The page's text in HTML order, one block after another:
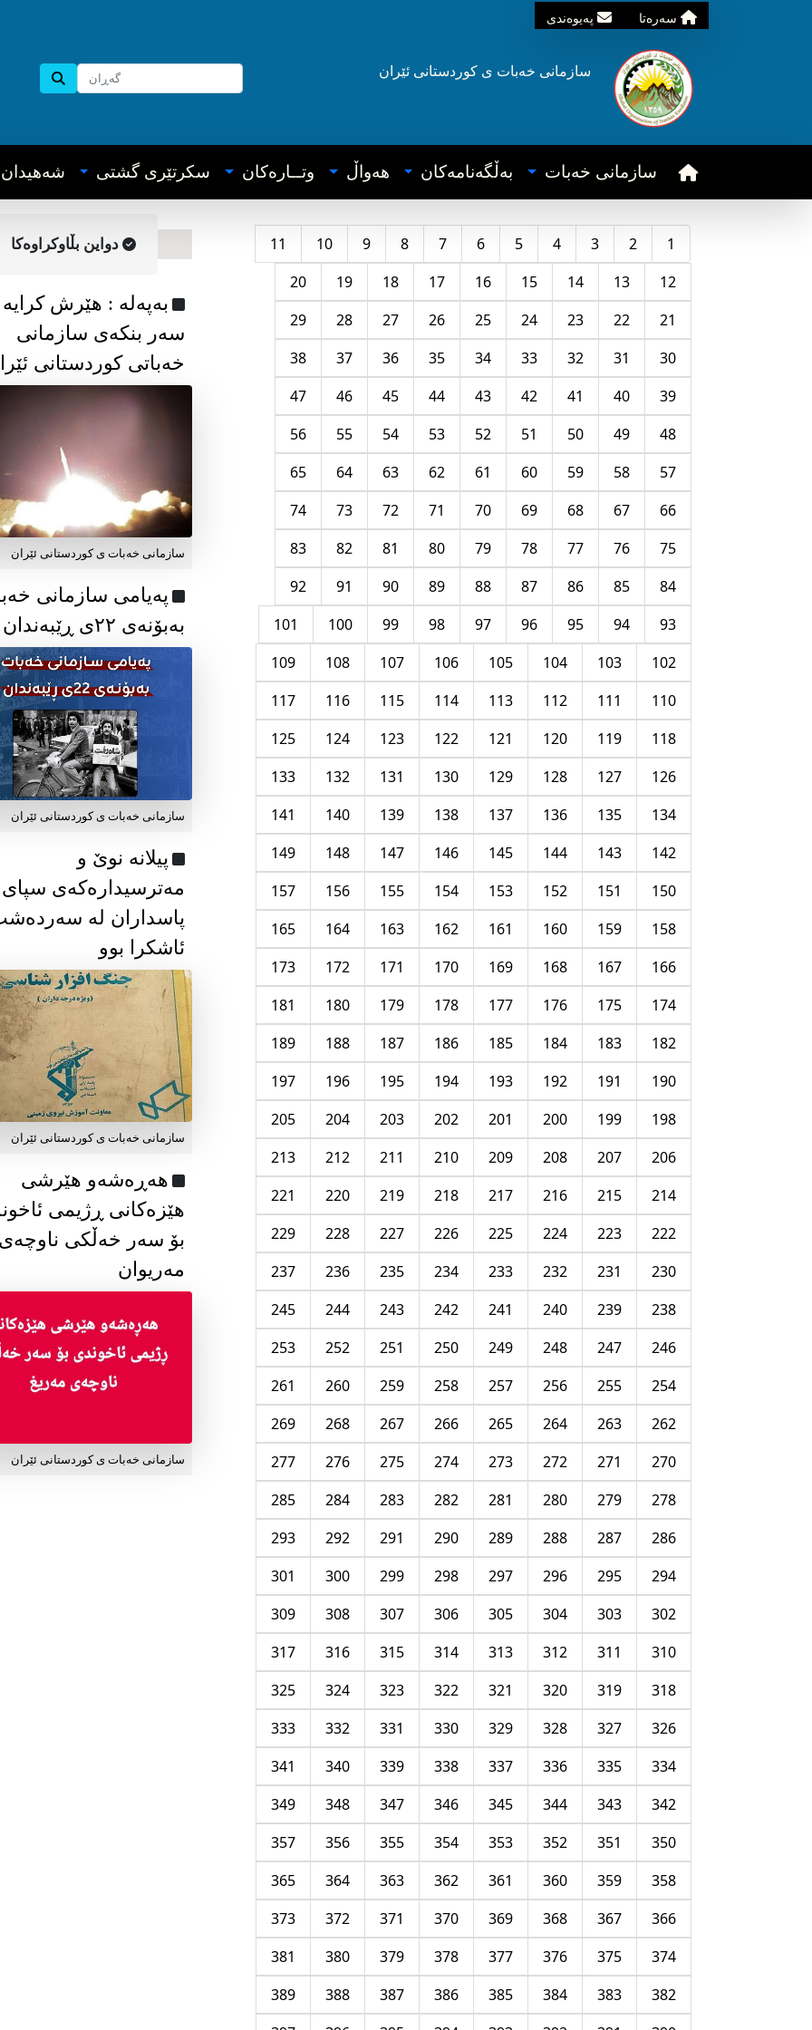
سه‌ره‌تا په‌یوه‌ندی
سازمانی خه‌بات ی کوردستانی ئێران
سازمانی خه‌بات به‌ڵگه‌نامه‌کان هه‌واڵ وتــاره‌کان سکرتێری گشتی شه‌هیدان
1
2
3
4
5
6
7
8
9
10
11
12
13
14
15
16
17
18
19
20
21
22
23
24
25
26
27
28
29
30
31
32
33
34
35
36
37
38
39
40
41
42
43
44
45
46
47
48
49
50
51
52
53
54
55
56
57
58
59
60
61
62
63
64
65
66
67
68
69
70
71
72
73
74
75
76
77
78
79
80
81
82
83
84
85
86
87
88
89
90
91
92
93
94
95
96
97
98
99
100
101
102
103
104
105
106
107
108
109
110
111
112
113
114
115
116
117
118
119
120
121
122
123
124
125
126
127
128
129
130
131
132
133
134
135
136
137
138
139
140
141
142
143
144
145
146
147
148
149
150
151
152
153
154
155
156
157
158
159
160
161
162
163
164
165
166
167
168
169
170
171
172
173
174
175
176
177
178
179
180
181
182
183
184
185
186
187
188
189
190
191
192
193
194
195
196
197
198
199
200
201
202
203
204
205
206
207
208
209
210
211
212
213
214
215
216
217
218
219
220
221
222
223
224
225
226
227
228
229
230
231
232
233
234
235
236
237
238
239
240
241
242
243
244
245
246
247
248
249
250
251
252
253
254
255
256
257
258
259
260
261
262
263
264
265
266
267
268
269
270
271
272
273
274
275
276
277
278
279
280
281
282
283
284
285
286
287
288
289
290
291
292
293
294
295
296
297
298
299
300
301
302
303
304
305
306
307
308
309
310
311
312
313
314
315
316
317
318
319
320
321
322
323
324
325
326
327
328
329
330
331
332
333
334
335
336
337
338
339
340
341
342
343
344
345
346
347
348
349
350
351
352
353
354
355
356
357
358
359
360
361
362
363
364
365
366
367
368
369
370
371
372
373
374
375
376
377
378
379
380
381
382
383
384
385
386
387
388
389
دواین بڵاوکراوه‌کا
به‌په‌له‌ : هێرش کرایە
سەر بنکەی سازمانی
خەباتی کوردستانی
سازمانی خەبات ی کوردستانی ئێران
پەیامی سازمانی
بەبۆنەی ۲۲ی ڕێبەندان
سازمانی خەبات ی كوردستانی ئێران
پیلانە نوێ و
مەترسیدارەکەی سپای
پاسداران لە
ئاشکرا بوو
سازمانی خەبات ی كوردستانی ئێران
هەڕەشەو هێرشی
هێزەکانی ڕژیمی
بۆ سەر خەڵکی
مەریوان
سازمانی خەبات ی کوردستانی ئێران